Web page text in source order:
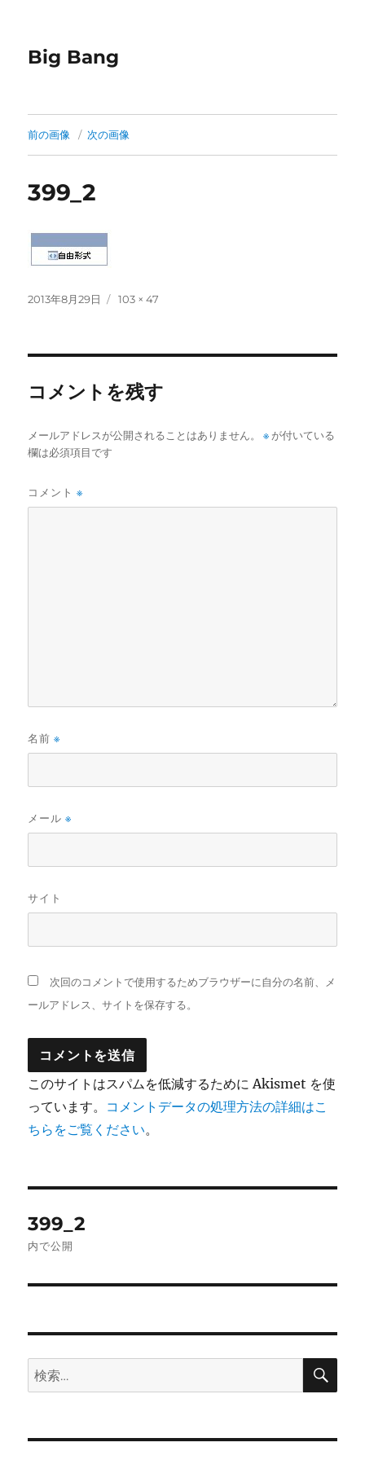
Big Bang
前の画像 次の画像
399_2
投
2013年8月29日
フ
103 × 47
コメントを残す
メールアドレスが公開されることはありません。 ※ が付いている
欄は必須項目です
コメント※
名前※
メール※
サイト
次回のコメントで使用するためブラウザーに自分の名前、メ
ールアドレス、サイトを保存する。
このサイトはスパムを低減するために Akismet を使
っています。 コメントデータの処理方法の詳細はこ
ちらをご覧ください。
稿
ゲ
ー
ョ
399_2
内で公開
検
索:
検